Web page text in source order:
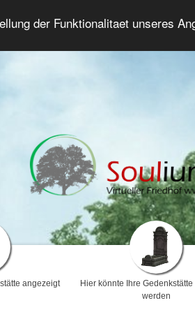
der Funktionalitaet unseres
Trauerforum
angezeigt
Hier könnte Ihre
werden